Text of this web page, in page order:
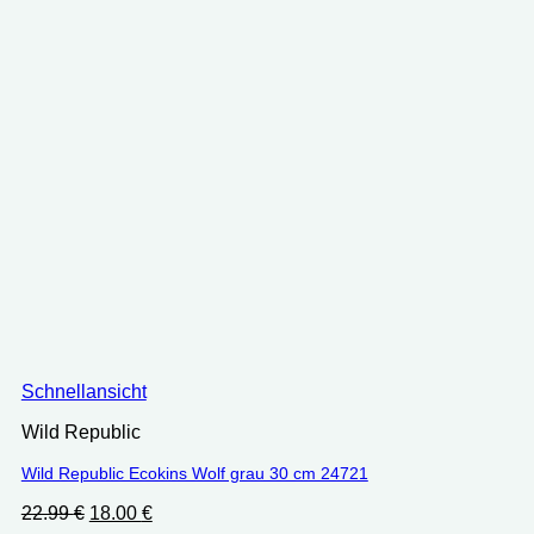
Schnellansicht
Wild Republic
Wild Republic Ecokins Wolf grau 30 cm ‎24721
22.99€ Ursprünglicher
18.00 €Aktueller